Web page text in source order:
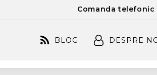
Comanda telefonic
BLOG DESPRE